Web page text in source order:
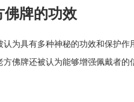
佛牌的功效
认为具有多种神秘的功效和保护
方佛牌还被认为能够增强佩戴者